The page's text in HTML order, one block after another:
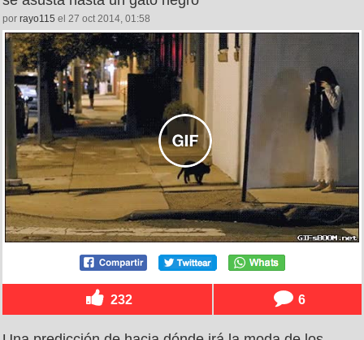
por rayo115 el 27 oct 2014, 01:58
232 6